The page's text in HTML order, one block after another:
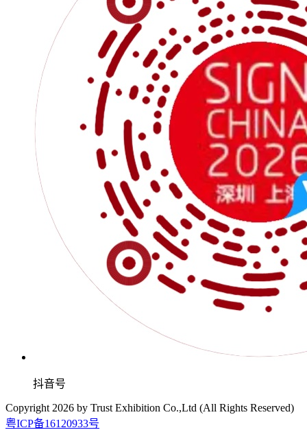
抖音号
Copyright 2026 by Trust Exhibition Co.,Ltd (All Rights Reserved)
粤ICP备16120933号